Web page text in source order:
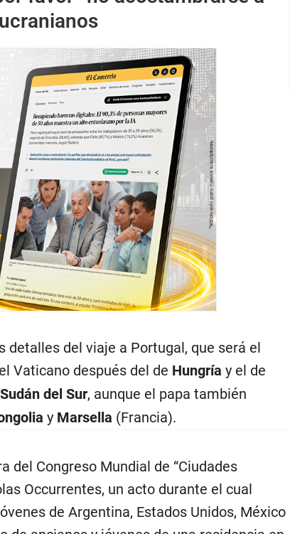
detalles del viaje a Portugal, que será el
Vaticano después del de Hungría y el de
del Sur, aunque el papa también
y Marsella (Francia).
del Congreso Mundial de “Ciudades
Occurrentes, un acto durante el cual
de Argentina, Estados Unidos, México